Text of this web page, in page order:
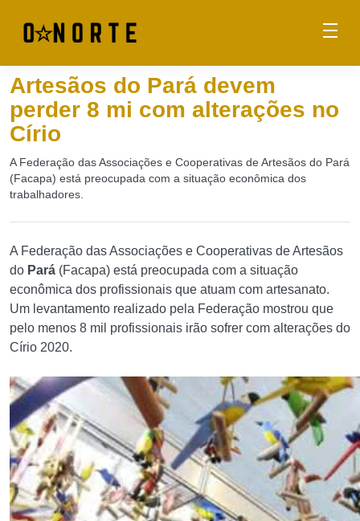
Artesãos do Pará devem
perder 8 mi com alterações no
Círio
A Federação das Associações e Cooperativas de Artesãos do Pará
(Facapa) está preocupada com a situação econômica dos
trabalhadores.
A Federação das Associações e Cooperativas de Artesãos
do Pará (Facapa) está preocupada com a situação
econômica dos profissionais que atuam com artesanato.
Um levantamento realizado pela Federação mostrou que
pelo menos 8 mil profissionais irão sofrer com alterações do
Círio 2020.